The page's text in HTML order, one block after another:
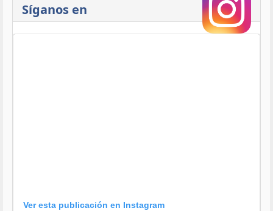
Síganos en
Ver esta publicación en Instagram